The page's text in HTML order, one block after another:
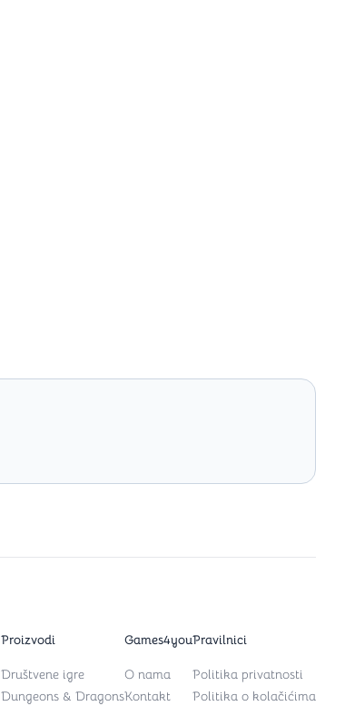
Proizvodi
Društvene igre
Dungeons & Dragons
Games4you
O nama
Kontakt
Pravilnici
Politika privatnosti
Politika o kolačićima